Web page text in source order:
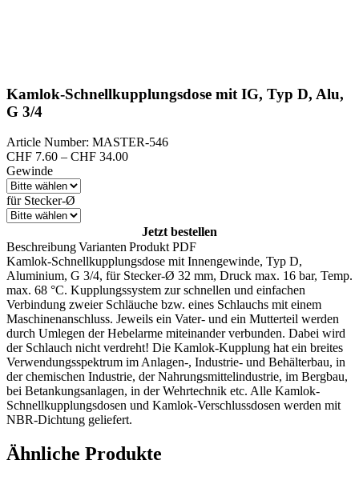
Kamlok-Schnellkupplungsdose mit IG, Typ D, Alu,
G 3/4
Article Number: MASTER-546
CHF 7.60 – CHF 34.00Preisspanne:
Gewinde
für Stecker-Ø
Jetzt bestellen
BeschreibungVarianten Produkt PDF
Kamlok-Schnellkupplungsdose mit Innengewinde, Typ D,
Aluminium, G 3/4, für Stecker-Ø 32 mm, Druck max. 16 bar, Temp.
max. 68 °C. Kupplungssystem zur schnellen und einfachen
Verbindung zweier Schläuche bzw. eines Schlauchs mit einem
Maschinenanschluss. Jeweils ein Vater- und ein Mutterteil werden
durch Umlegen der Hebelarme miteinander verbunden. Dabei wird
der Schlauch nicht verdreht! Die Kamlok-Kupplung hat ein breites
Verwendungsspektrum im Anlagen-, Industrie- und Behälterbau, in
der chemischen Industrie, der Nahrungsmittelindustrie, im Bergbau,
bei Betankungsanlagen, in der Wehrtechnik etc. Alle Kamlok-
Schnellkupplungsdosen und Kamlok-Verschlussdosen werden mit
NBR-Dichtung geliefert.
Ähnliche Produkte